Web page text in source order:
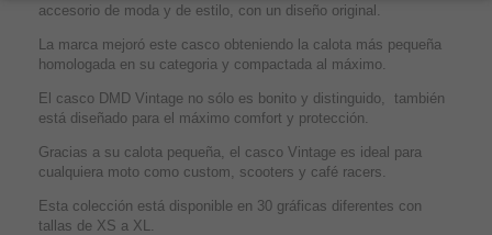
accesorio de moda y de estilo, con un diseño original.
La marca mejoró este casco obteniendo la calota más pequeña
homologada en su categoria y compactada al máximo.
El casco DMD Vintage no sólo es bonito y distinguido, también
está diseñado para el máximo comfort y protección.
Gracias a su calota pequeña, el casco Vintage es ideal para
cualquiera moto como custom, scooters y café racers.
Esta colección está disponible en 30 gráficas diferentes con
tallas de XS a XL.